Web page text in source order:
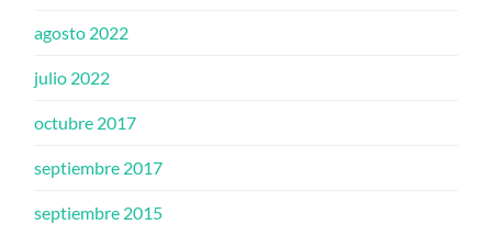
agosto 2022
julio 2022
octubre 2017
septiembre 2017
septiembre 2015